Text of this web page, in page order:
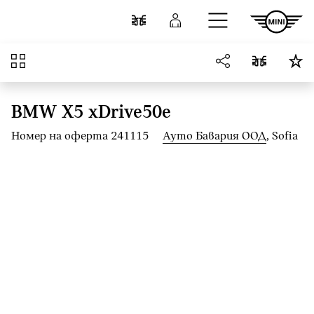
Към основното съдържание
CравнетеВход
Преглед
BMW X5 xDrive50e
Номер на оферта 241115 Ауто Бавария ООД, Sofia